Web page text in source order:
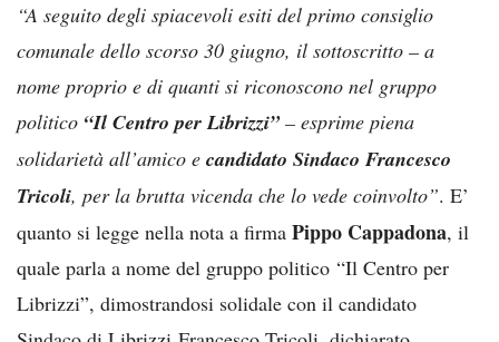
“A seguito degli spiacevoli esiti del primo consiglio
comunale dello scorso 30 giugno, il sottoscritto – a
nome proprio e di quanti si riconoscono nel gruppo
politico “Il Centro per Librizzi”– esprime piena
solidarietà all’amico e candidato Sindaco Francesco
Tricoli, per la brutta vicenda che lo vede coinvolto”. E’
quanto si legge nella nota a firma Pippo Cappadona, il
quale parla a nome del gruppo politico “Il Centro per
Librizzi”, dimostrandosi solidale con il candidato